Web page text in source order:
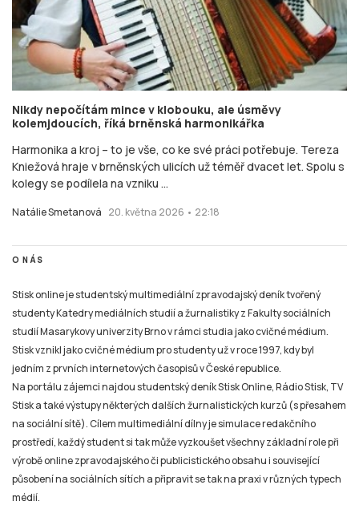
Nikdy nepočítám mince v klobouku, ale úsměvy
kolemjdoucích, říká brněnská harmonikářka
Harmonika a kroj – to je vše, co ke své práci potřebuje. Tereza
Kniežová hraje v brněnských ulicích už téměř dvacet let. Spolu s
kolegy se podílela na vzniku ...
Natálie Smetanová 20. května 2026 • 22:18
O NÁS
Stisk online je studentský multimediální zpravodajský deník tvořený
studenty Katedry mediálních studií a žurnalistiky z Fakulty sociálních
studií Masarykovy univerzity Brno v rámci studia jako cvičné médium.
Stisk vznikl jako cvičné médium pro studenty už v roce 1997, kdy byl
jedním z prvních internetových časopisů v České republice.
Na portálu zájemci najdou studentský deník Stisk Online, Rádio Stisk, TV
Stisk a také výstupy některých dalších žurnalistických kurzů (s přesahem
na sociální sítě). Cílem multimediální dílny je simulace redakčního
prostředí, každý student si tak může vyzkoušet všechny základní role při
výrobě online zpravodajského či publicistického obsahu i související
působení na sociálních sítích a připravit se tak na praxi v různých typech
médií.